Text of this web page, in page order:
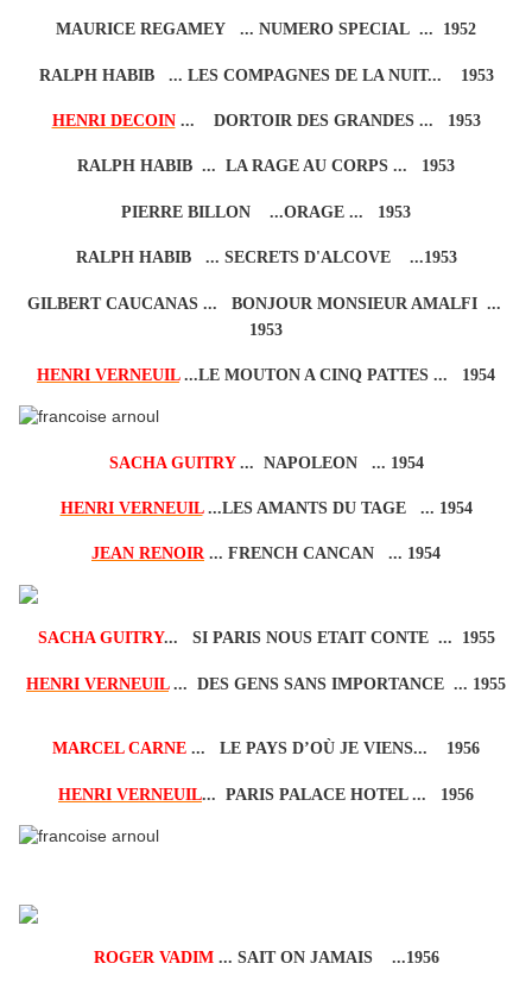
MAURICE REGAMEY ... NUMERO SPECIAL ... 1952
RALPH HABIB ... LES COMPAGNES DE LA NUIT... 1953
HENRI DECOIN ... DORTOIR DES GRANDES ... 1953
RALPH HABIB ... LA RAGE AU CORPS ... 1953
PIERRE BILLON ...ORAGE ... 1953
RALPH HABIB ... SECRETS D'ALCOVE ...1953
GILBERT CAUCANAS ... BONJOUR MONSIEUR AMALFI ...
1953
HENRI VERNEUIL...LE MOUTON A CINQ PATTES ... 1954
SACHA GUITRY ... NAPOLEON ... 1954
HENRI VERNEUIL...LES AMANTS DU TAGE ... 1954
JEAN RENOIR... FRENCH CANCAN ... 1954
SACHA GUITRY... SI PARIS NOUS ETAIT CONTE ... 1955
HENRI VERNEUIL... DES GENS SANS IMPORTANCE ... 1955
MARCEL CARNE ... LE PAYS D’OÙ JE VIENS... 1956
HENRI VERNEUIL... PARIS PALACE HOTEL ... 1956
ROGER VADIM ... SAIT ON JAMAIS ...1956